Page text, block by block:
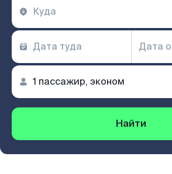
Найти